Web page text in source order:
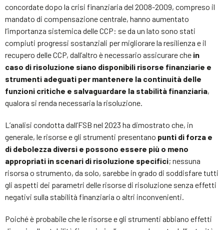
concordate dopo la crisi finanziaria del 2008-2009, compreso il
mandato di compensazione centrale, hanno aumentato
l’importanza sistemica delle CCP: se da un lato sono stati
compiuti progressi sostanziali per migliorare la resilienza e il
recupero delle CCP, dall’altro è necessario assicurare che in
caso di risoluzione siano disponibili risorse finanziarie e
strumenti adeguati per mantenere la continuità delle
funzioni critiche e salvaguardare la stabilità finanziaria,
qualora si renda necessaria la risoluzione.
L’analisi condotta dall’FSB nel 2023 ha dimostrato che, in
generale, le risorse e gli strumenti presentano punti di forza e
di debolezza diversi e possono essere più o meno
appropriati in scenari di risoluzione specifici; nessuna
risorsa o strumento, da solo, sarebbe in grado di soddisfare tutti
gli aspetti dei parametri delle risorse di risoluzione senza effetti
negativi sulla stabilità finanziaria o altri inconvenienti.
Poiché è probabile che le risorse e gli strumenti abbiano effetti